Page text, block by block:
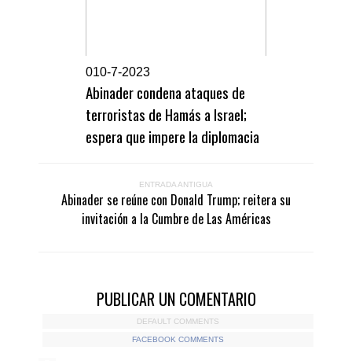
010-7-2023
Abinader condena ataques de
terroristas de Hamás a Israel;
espera que impere la diplomacia
ENTRADA ANTIGUA
Abinader se reúne con Donald Trump; reitera su
invitación a la Cumbre de Las Américas
PUBLICAR UN COMENTARIO
DEFAULT COMMENTS
FACEBOOK COMMENTS